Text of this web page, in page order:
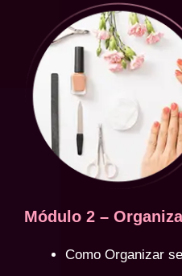
Módulo 2 –
Como Organizar